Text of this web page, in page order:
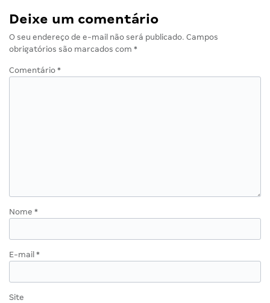
Deixe um comentário
O seu endereço de e-mail não será publicado. Campos
obrigatórios são marcados com *
Comentário *
Nome *
E-mail *
Site